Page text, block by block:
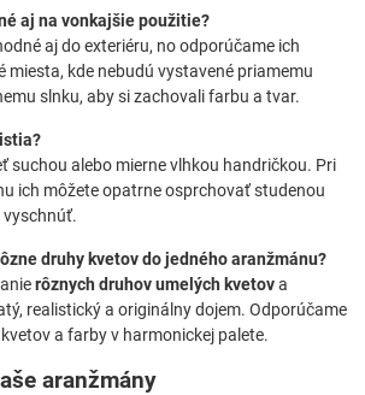
aj na vonkajšie použitie?
aj do exteriéru, no odporúčame ich
miesta, kde nebudú vystavené priamemu
slnku, aby si zachovali farbu a tvar.
suchou alebo mierne vlhkou handričkou. Pri
ich môžete opatrne osprchovať studenou
vyschnúť.
druhy kvetov do jedného aranžmánu?
rôznych druhov umelých kvetova
realistický a originálny dojem. Odporúčame
a farby v harmonickej palete.
aranžmány